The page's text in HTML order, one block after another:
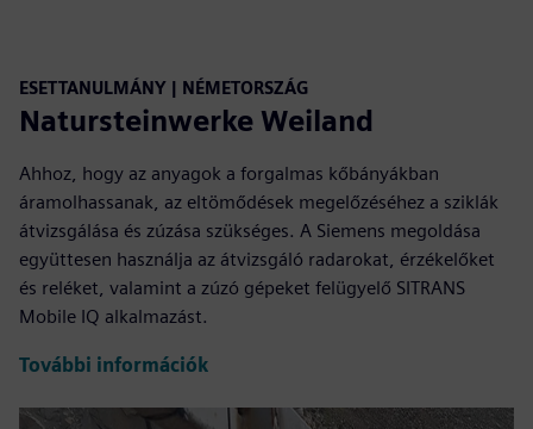
ESETTANULMÁNY | NÉMETORSZÁG
Natursteinwerke Weiland
Ahhoz, hogy az anyagok a forgalmas kőbányákban
áramolhassanak, az eltömődések megelőzéséhez a sziklák
átvizsgálása és zúzása szükséges. A Siemens megoldása
együttesen használja az átvizsgáló radarokat, érzékelőket
és reléket, valamint a zúzó gépeket felügyelő SITRANS
Mobile IQ alkalmazást.
További információk